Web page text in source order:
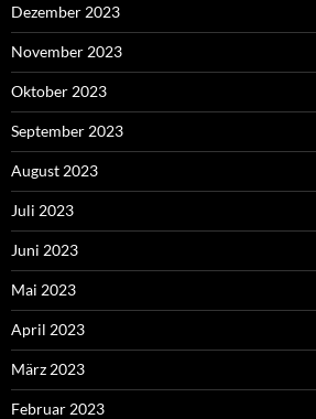
Dezember 2023
November 2023
Oktober 2023
September 2023
August 2023
Juli 2023
Juni 2023
Mai 2023
April 2023
März 2023
Februar 2023